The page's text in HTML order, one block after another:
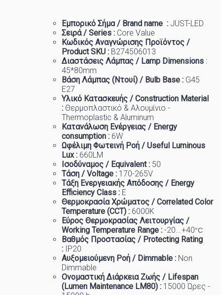
Εμπορικό Σήμα / Brand name : JUST-LED
Σειρά / Series : Core Value
Κωδικός Αναγνώρισης Προϊόντος /
Product SKU : B274506013
Διαστάσεις Λάμπας / Lamp Dimensions :
45*80mm
Βάση Λάμπας (Ντουί) / Bulb Base : G45
E27
Υλικό Κατασκευής / Construction Material
: Θερμοπλαστικό & Αλουμίνιο -
Thermoplastic & Aluminum
Κατανάλωση Ενέργειας / Energy
consumption : 6W
Ωφέλιμη Φωτεινή Ροή / Useful Luminous
Lux : 660LM
Ισοδύναμος / Equivalent : 50
Τάση / Voltage : 170-265V
Τάξη Ενεργειακής Απόδοσης / Energy
Efficiency Class : Ε
Θερμοκρασία Χρώματος / Correlated Color
Temperature (CCT) : 6000K
Εύρος Θερμοκρασίας Λειτουργίας /
Working Temperature Range : -20...+40°C
Βαθμός Προστασίας / Protecting Rating
: IP20
Αυξομειούμενη Ροή / Dimmable : Non
Dimmable
Ονομαστική Διάρκεια Ζωής / Lifespan
(Lumen Maintenance LM80) : 15000 Ώρες -